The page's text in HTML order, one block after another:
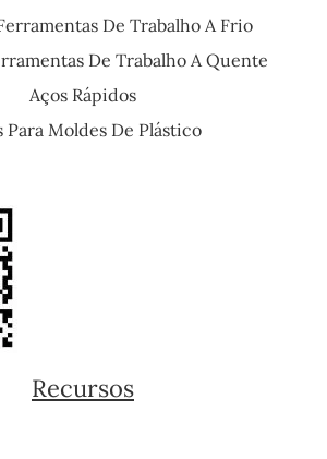
De Trabalho A Frio
De Trabalho A Quente
Aços Rápidos
Para Moldes De Plástico
Recursos